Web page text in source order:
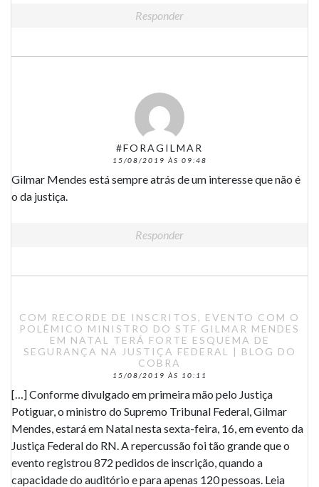
Responder
#FORAGILMAR
15/08/2019 ÀS 09:48
Gilmar Mendes está sempre atrás de um interesse que não é
o da justiça.
Responder
COM RECORDE DE INSCRITOS, EVENTO COM O
POLÊMICO MINISTRO DO STF GILMAR MENDES
EM NATAL TERÁ FORTE ESQUEMA DE
SEGURANÇA NA JUSTIÇA FEDERAL | BLOG DO
COBRA
15/08/2019 ÀS 10:11
[…] Conforme divulgado em primeira mão pelo Justiça
Potiguar, o ministro do Supremo Tribunal Federal, Gilmar
Mendes, estará em Natal nesta sexta-feira, 16, em evento da
Justiça Federal do RN. A repercussão foi tão grande que o
evento registrou 872 pedidos de inscrição, quando a
capacidade do auditório e para apenas 120 pessoas. Leia